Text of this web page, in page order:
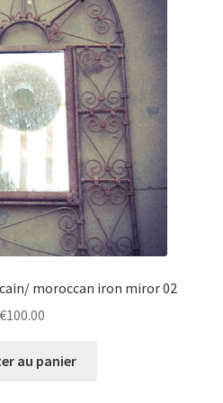
moroccan iron miror 02
€100.00
au panier